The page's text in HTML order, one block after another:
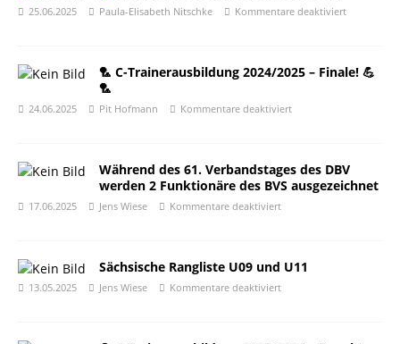
25.06.2025 Paula-Elisabeth Nitschke Kommentare deaktiviert
🏸 C-Trainerausbildung 2024/2025 – Finale! 💪
🏸
24.06.2025 Pit Hofmann Kommentare deaktiviert
Während des 61. Verbandstages des DBV
werden 2 Funktionäre des BVS ausgezeichnet
17.06.2025 Jens Wiese Kommentare deaktiviert
Sächsische Rangliste U09 und U11
13.05.2025 Jens Wiese Kommentare deaktiviert